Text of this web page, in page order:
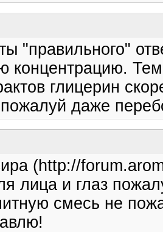
"правильного"
концентрацию.
глицерин
даже
(http://
лица и глаз
смесь не